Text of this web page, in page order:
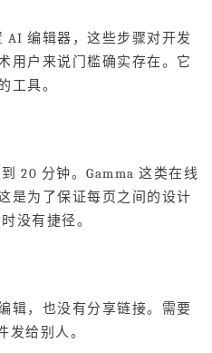
AI 编辑器，这些步骤对开发
用户来说门槛确实存在。它
工具。
20 分钟。Gamma 这类在线
是为了保证每页之间的设计
没有捷径。
辑，也没有分享链接。需要
给别人。